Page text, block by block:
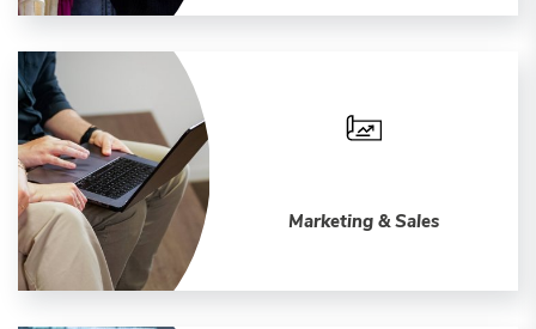
Marketing & Sales